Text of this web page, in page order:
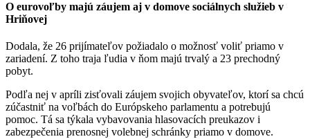
O eurovoľby majú záujem aj v domove sociálnych služieb v
Hriňovej
Dodala, že 26 prijímateľov požiadalo o možnosť voliť priamo v
zariadení. Z toho traja ľudia v ňom majú trvalý a 23 prechodný
pobyt.
Podľa nej v apríli zisťovali záujem svojich obyvateľov, ktorí sa chcú
zúčastniť na voľbách do Európskeho parlamentu a potrebujú
pomoc. Tá sa týkala vybavovania hlasovacích preukazov i
zabezpečenia prenosnej volebnej schránky priamo v domove.